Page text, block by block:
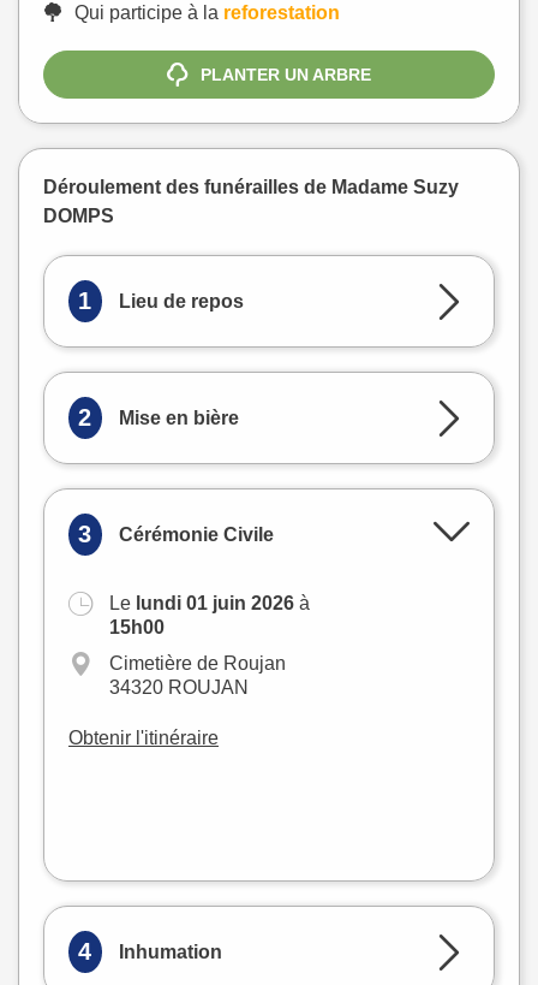
Qui participe à la reforestation
PLANTER UN ARBRE
Déroulement des funérailles de Madame Suzy
DOMPS
1 Lieu de repos
2 Mise en bière
3 Cérémonie Civile
Le lundi 01 juin 2026 à
15h00
Cimetière de Roujan
34320 ROUJAN
Obtenir l'itinéraire
4 Inhumation